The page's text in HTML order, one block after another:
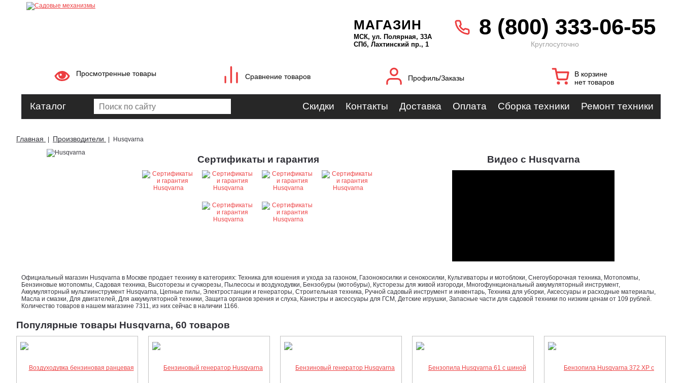
МАГАЗИН
МСК, ул. Полярная, 33А
СПб, Лахтинский пр., 1
8 (800) 333-06-55
Круглосуточно
Просмотренные товары Сравнение товаров Профиль/Заказы
В корзине
нет товаров
Каталог Скидки Контакты Доставка Оплата Сборка техники Ремонт техники
Главная Производители Husqvarna
Сертификаты и гарантия Видео с Husqvarna
Официальный магазин Husqvarna в Москве продает технику в категориях: Техника для кошения и ухода за газоном, Газонокосилки и сенокосилки, Культиваторы и мотоблоки, Снегоуборочная техника, Мотопомпы,
Бензиновые мотопомпы, Садовая техника, Высоторезы и сучкорезы, Пылесосы и воздуходувки, Бензобуры (мотобуры), Кусторезы для живой изгороди, Многофункциональный аккумуляторный инструмент,
Аккумуляторный мультиинструмент Husqvarna, Цепные пилы, Электростанции и генераторы, Строительная техника, Ручной садовый инструмент и инвентарь, Техника для уборки, Аксессуары и расходные материалы,
Масла и смазки, Для двигателей, Для аккумуляторной техники, Защита органов зрения и слуха, Канистры и аксессуары для ГСМ, Детские игрушки, Запасные части для садовой техники по низким ценам от 109 рублей.
Количество товаров в нашем магазине 7311, из них сейчас в наличии 1166.
Популярные товары Husqvarna, 60 товаров